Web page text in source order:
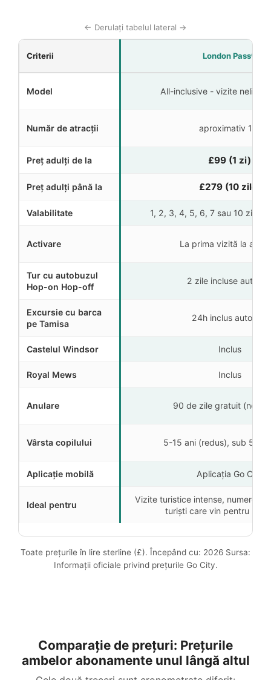
← Derulați tabelul lateral →
Criterii London Pass®
Model All-inclusive - vizite
Număr de atracții aproximativ 111
Preț adulți de la £99 (1 zi)
Preț adulți până la £279(10 zile)
Valabilitate 1, 2, 3, 4, 5, 6, 7 sau 10 zile
Activare La prima vizită la
Tur cu autobuzul
Hop-on Hop-off
2 zile incluse
Excursie cu barca
pe Tamisa
24h inclus automat
Castelul Windsor Inclus
Royal Mews Inclus
Anulare 90 de zile gratuit
Vârsta copilului 5-15 ani (redus), sub 5 ani
Aplicație mobilă Aplicația Go City
Ideal pentru
Vizite turistice intense,
turiști care vin pentru
Toate prețurile în lire sterline (£). Începând cu: 2026 Sursa:
Informații oficiale privind prețurile Go City.
Comparație de prețuri: Prețurile
ambelor abonamente unul lângă altul